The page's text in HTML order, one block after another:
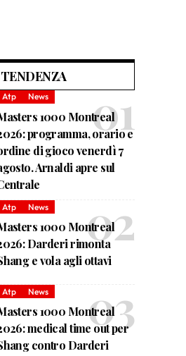
Atp News
1000 Montreal
programma, orario e
di gioco venerdì 7
Arnaldi apre sul
Atp News
1000 Montreal
Darderi rimonta
e vola agli ottavi
Atp News
1000 Montreal
medical time out per
contro Darderi